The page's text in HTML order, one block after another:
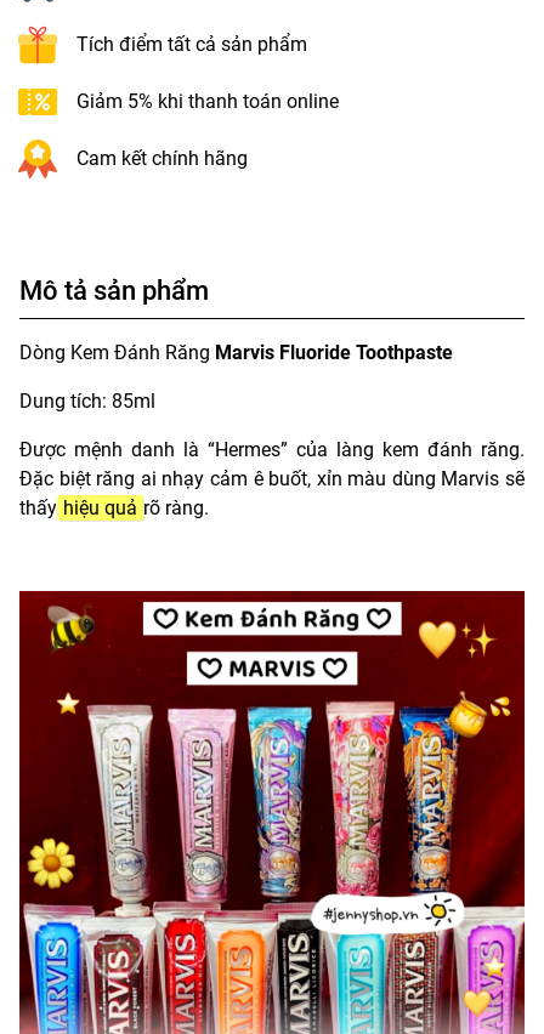
Tích điểm tất cả sản phẩm
Giảm 5% khi thanh toán online
Cam kết chính hãng
Mô tả sản phẩm
Dòng Kem Đánh Răng Marvis Fluoride Toothpaste
Dung tích: 85ml
Được mệnh danh là “Hermes” của làng kem đánh răng.
Đặc biệt răng ai nhạy cảm ê buốt, xỉn màu dùng Marvis sẽ
thấy hiệu quả rõ ràng.